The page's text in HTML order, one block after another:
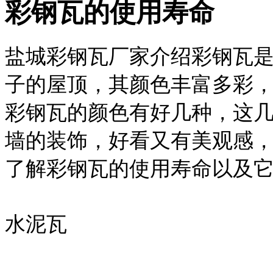
彩钢瓦的使用寿命
盐城彩钢瓦厂家介绍彩钢瓦
子的屋顶，其颜色丰富多彩
彩钢瓦的颜色有好几种，这
墙的装饰，好看又有美观感
了解彩钢瓦的使用寿命以及
水泥瓦